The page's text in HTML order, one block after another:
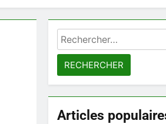
Rechercher :
Articles
1
Les
une